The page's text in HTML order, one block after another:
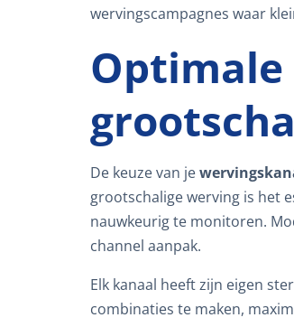
wervingscampagnes waar
De keuze van je
grootschalige werving is het
nauwkeurig te monitoren.
channel aanpak.
Elk kanaal heeft zijn eigen
combinaties te maken,